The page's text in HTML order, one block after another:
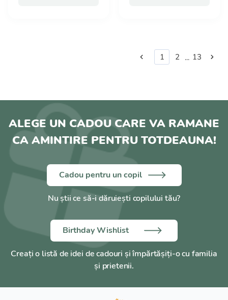
1 2 ... 13
ALEGE UN CADOU CARE VA RAMANE
CA AMINTIRE PENTRU TOTDEAUNA!
Cadou pentru un copil
Nu știi ce să-i dăruiești copilului tău?
Birthday Wishlist
Creați o listă de idei de cadouri și împărtășiți-o cu familia
și prietenii.